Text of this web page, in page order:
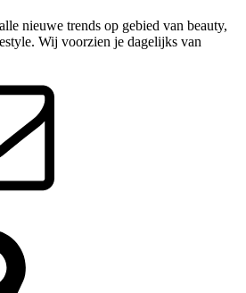
nieuwe trends op gebied van beauty,
Wij voorzien je dagelijks van